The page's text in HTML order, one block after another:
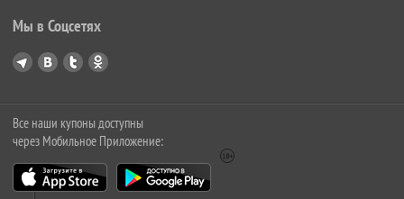
Мы в Соцсетях
Все наши купоны доступны
через Мобильное Приложение: